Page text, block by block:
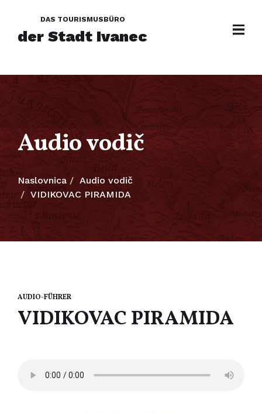
DAS TOURISMUSBÜRO
der Stadt Ivanec
Audio vodič
Naslovnica
Audio vodič
VIDIKOVAC PIRAMIDA
AUDIO-FÜHRER
VIDIKOVAC PIRAMIDA